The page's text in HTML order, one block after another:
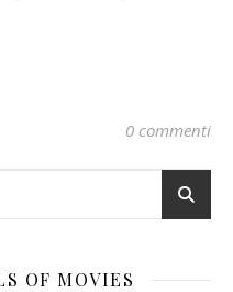
0 commenti
OF MOVIES